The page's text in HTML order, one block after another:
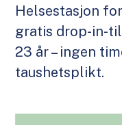
Helsestasjon
gratis drop-in-
23 år – ingen
taushetsplikt.